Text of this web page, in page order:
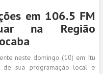
em 106.5 FM
na Região
neste domingo (10) em Itu
de sua programação local e